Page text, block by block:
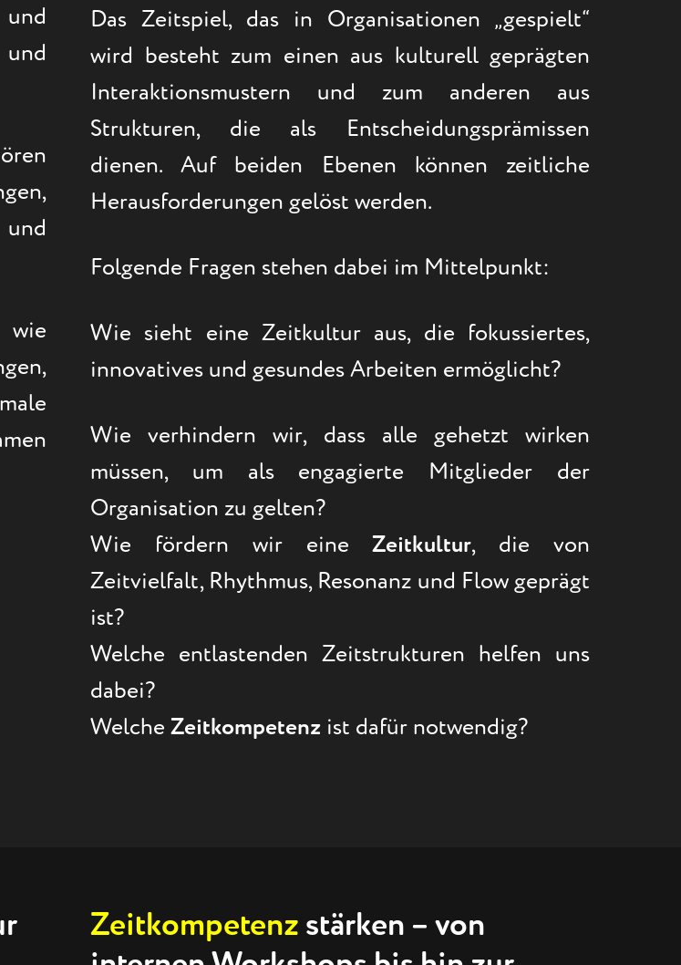
wie
Das Zeitspiel, das in Organisationen „gespielt“
wird besteht zum einen aus kulturell geprägten
Interaktionsmustern und zum anderen aus
Strukturen, die als Entscheidungsprämissen
dienen. Auf beiden Ebenen können zeitliche
Herausforderungen gelöst werden.
Folgende Fragen stehen dabei im Mittelpunkt:
Wie sieht eine Zeitkultur aus, die fokussiertes,
innovatives und gesundes Arbeiten ermöglicht?
Wie verhindern wir, dass alle gehetzt wirken
müssen, um als engagierte Mitglieder der
Organisation zu gelten?
Wie fördern wir eineZeitkultur, die von
Zeitvielfalt, Rhythmus, Resonanz und Flow geprägt
ist?
Welche entlastenden Zeitstrukturen helfen uns
dabei?
Welche Zeitkompetenz ist dafür notwendig?
Zeitkompetenz stärken – von